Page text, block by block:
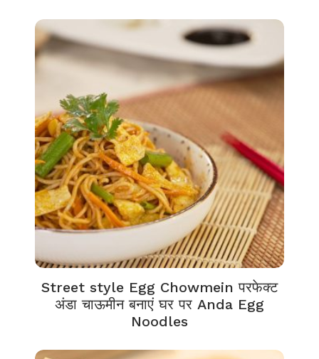
Street style Egg Chowmein परफेक्ट
अंडा चाऊमीन बनाएं घर पर Anda Egg
Noodles